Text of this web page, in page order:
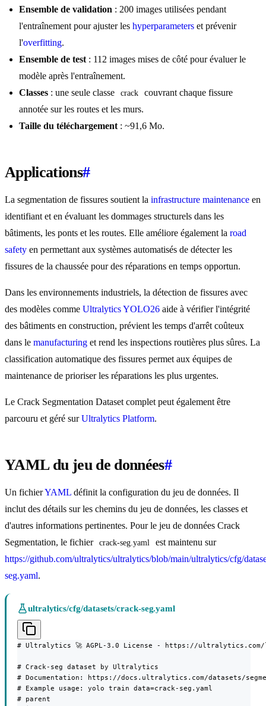
Ensemble de validation : 200 images utilisées pendant
l'entraînement pour ajuster les hyperparameters et prévenir
l'overfitting.
Ensemble de test : 112 images mises de côté pour évaluer le
modèle après l'entraînement.
Classes : une seule classe crack
couvrant chaque fissure
annotée sur les routes et les murs.
Taille du téléchargement : ~91,6 Mo.
Applications#
La segmentation de fissures soutient la infrastructure maintenance en
identifiant et en évaluant les dommages structurels dans les
bâtiments, les ponts et les routes. Elle améliore également la road
safety en permettant aux systèmes automatisés de détecter les
fissures de la chaussée pour des réparations en temps opportun.
Dans les environnements industriels, la détection de fissures avec
des modèles comme Ultralytics YOLO26 aide à vérifier l'intégrité
des bâtiments en construction, prévient les temps d'arrêt coûteux
dans le manufacturing et rend les inspections routières plus sûres. La
classification automatique des fissures permet aux équipes de
maintenance de prioriser les réparations les plus urgentes.
Le Crack Segmentation Dataset complet peut également être
parcouru et géré surUltralytics Platform.
YAML du jeu de données#
Un fichierYAML définit la configuration du jeu de données. Il
inclut des détails sur les chemins du jeu de données, les classes et
d'autres informations pertinentes. Pour le jeu de données Crack
Segmentation, le fichier crack-seg.yaml
est maintenu sur
https://github.com/ultralytics/ultralytics/blob/main/ultralytics/cfg/
seg.yaml.
ultralytics/cfg/datasets/crack-seg.yaml
# Ultralytics 🚀 AGPL-3.0 License - https://ultralytics.com/
# Crack-seg dataset by Ultralytics
# Documentation: https://docs.ultralytics.com/datasets/
# Example usage: yolo train data=crack-seg.yaml
# parent